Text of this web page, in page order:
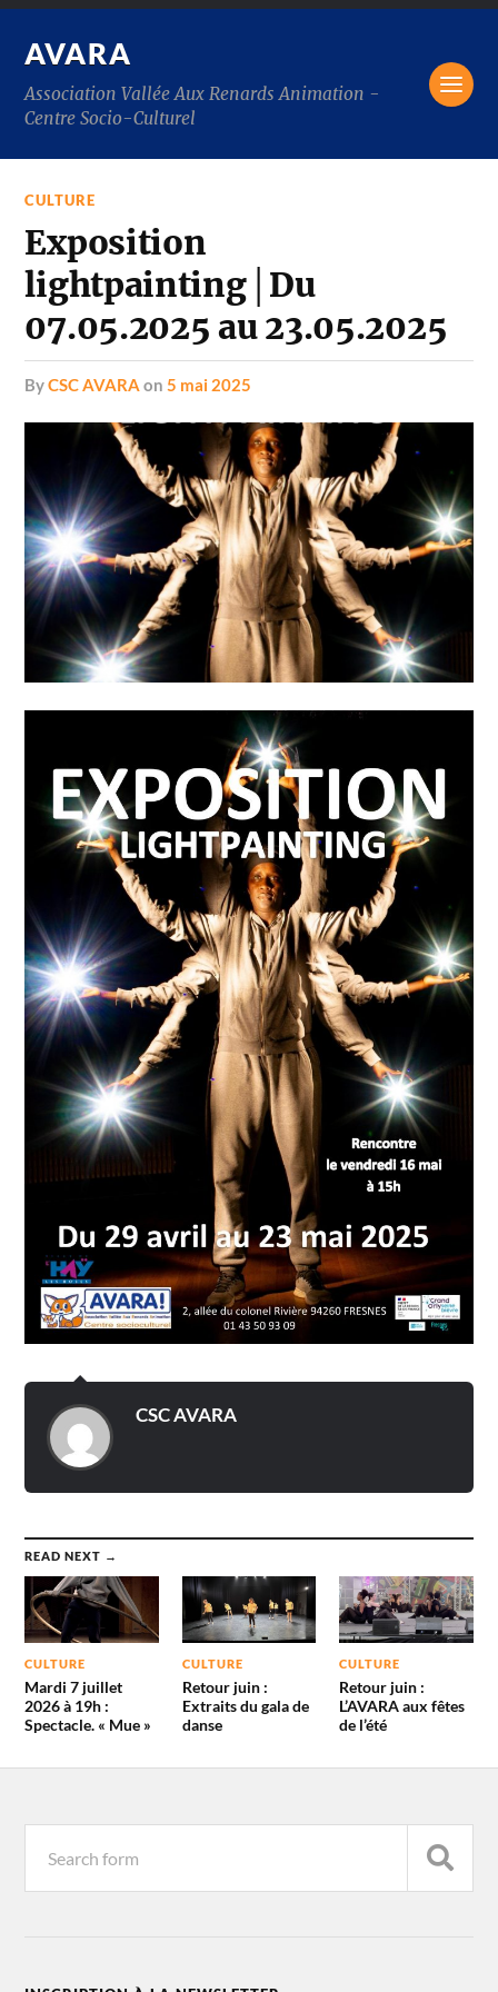
AVARA
Association Vallée Aux Renards Animation -
Centre Socio-Culturel
CULTURE
Exposition
lightpainting│Du
07.05.2025 au 23.05.2025
byCSC AVARA on5 mai 2025
CSC AVARA
READ NEXT →
CULTURE
Mardi 7 juillet
2026 à 19h :
Spectacle. « Mue »
CULTURE
Retour juin :
Extraits du gala de
danse
CULTURE
Retour juin :
L’AVARA aux fêtes
de l’été